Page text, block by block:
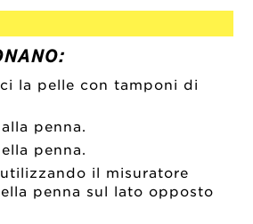
la pelle con tamponi di
penna.
penna.
il misuratore
penna sul lato opposto